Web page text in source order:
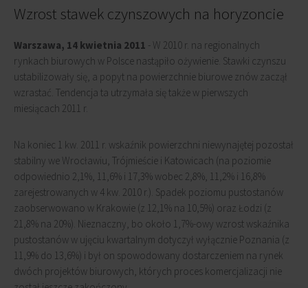
Wzrost stawek czynszowych na horyzoncie
Warszawa, 14 kwietnia 2011 - W 2010 r. na regionalnych
rynkach biurowych w Polsce nastąpiło ożywienie. Stawki czynszu
ustabilizowały się, a popyt na powierzchnie biurowe znów zaczął
wzrastać. Tendencja ta utrzymała się także w pierwszych
miesiącach 2011 r.
Na koniec 1 kw. 2011 r. wskaźnik powierzchni niewynajętej pozostał
stabilny we Wrocławiu, Trójmieście i Katowicach (na poziomie
odpowiednio 2,1%, 11,6% i 17,3% wobec 2,8%, 11,2% i 16,8%
zarejestrowanych w 4 kw. 2010 r.). Spadek poziomu pustostanów
zaobserwowano w Krakowie (z 12,1% na 10,5%) oraz Łodzi (z
21,8% na 20%). Nieznaczny, bo około 1,7%-owy wzrost wskaźnika
pustostanów w ujęciu kwartalnym dotyczył wyłącznie Poznania (z
11,9% do 13,6%) i był on spowodowany dostarczeniem na rynek
dwóch projektów biurowych, których proces komercjalizacji nie